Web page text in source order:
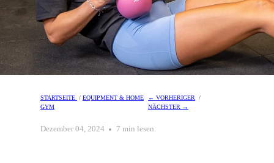
STARTSEITE / EQUIPMENT & HOME
GYM
← VORHERIGER
/
NÄCHSTER →
Dezember 04, 2024 7 min lesen.